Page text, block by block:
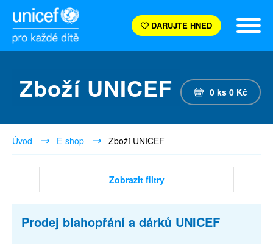
DARUJTE HNED
Zboží UNICEF 0 ks 0 Kč
Úvod E-shop Zboží UNICEF
Zobrazit filtry
Prodej blahopřání a dárků UNICEF